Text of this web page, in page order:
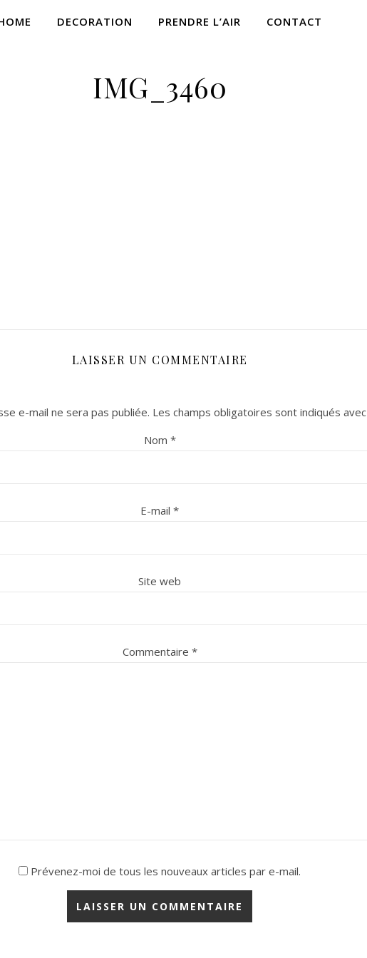
DECORATION PRENDRE L’AIR CONTACT
IMG_3460
LAISSER UN COMMENTAIRE
e-mail ne sera pas publiée. Les champs obligatoires sont indiqués avec
Nom *
E-mail *
Site web
Commentaire *
Prévenez-moi de tous les nouveaux articles par e-mail.